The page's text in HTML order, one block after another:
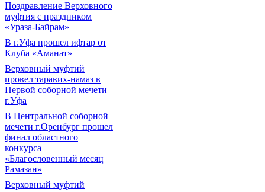
Поздравление Верховного
муфтия с праздником
«Ураза-Байрам»
В г.Уфа прошел ифтар от
Клуба «Аманат»
Верховный муфтий
провел таравих-намаз в
Первой соборной мечети
г.Уфа
В Центральной соборной
мечети г.Оренбург прошел
финал областного
конкурса
«Благословенный месяц
Рамазан»
Верховный муфтий